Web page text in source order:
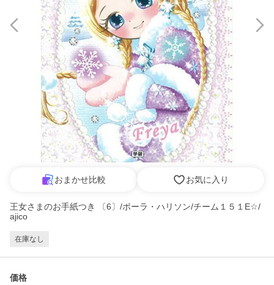
おまかせ比較 お気に入り
王女さまのお手紙つき 〔6〕/ポーラ・ハリソン/チーム１５１E☆/
ajico
在庫なし
価格